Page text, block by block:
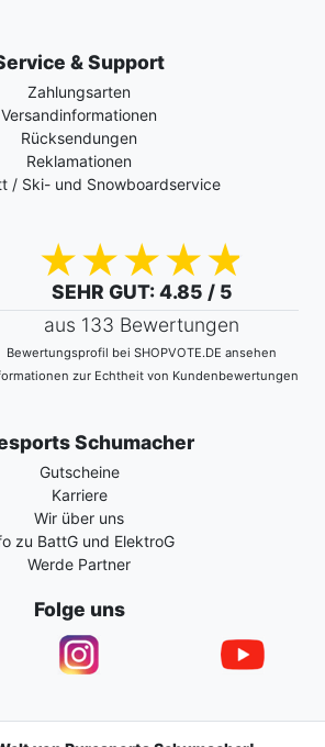
& Support
Zahlungsarten
Versandinformationen
Rücksendungen
Reklamationen
/ Ski- und Snowboardservice
SEHR GUT: 4.85 / 5
aus 133 Bewertungen
Bewertungsprofil bei SHOPVOTE.DE ansehen
zur Echtheit von Kundenbewertungen
Schumacher
Gutscheine
Karriere
Wir über uns
zu BattG und ElektroG
Werde Partner
Folge uns